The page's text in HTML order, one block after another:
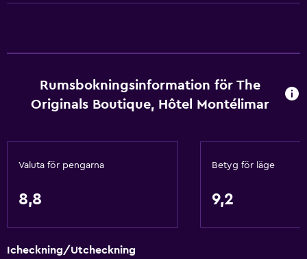
Fjäderfri kudde
Toalett med stödhandtag
Gratis WiFi
Wifi tillgängligt i alla områden
Internet
Rumsbokningsinformation för The
Originals Boutique, Hôtel Montélimar
Valuta för pengarna
8,8
Betyg för läge
9,2
Icheckning/Utcheckning